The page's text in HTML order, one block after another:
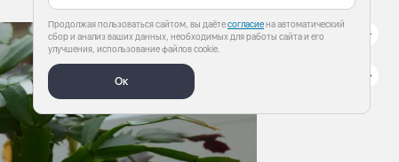
Продолжая пользоваться сайтом, вы даётесогласиена автоматический
сбор и анализ ваших данных, необходимых для работы сайта и его
улучшения, использование файлов cookie.
Ок